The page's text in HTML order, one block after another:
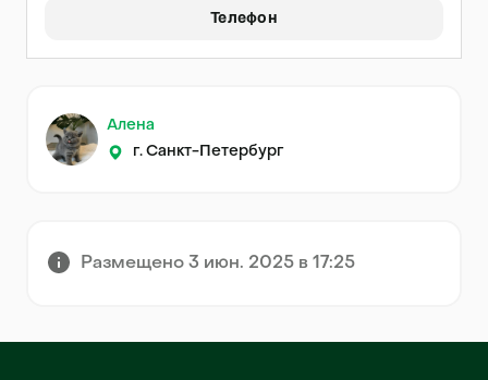
Телефон
Алена
г. Санкт-Петербург
Размещено 3 июн. 2025 в 17:25